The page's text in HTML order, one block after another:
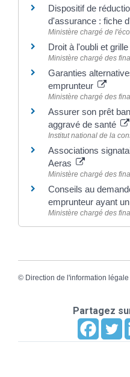
Dispositif de
d'assurance : fiche
Ministère chargé de
Droit à l'oubli et
Ministère chargé des
Garanties
emprunteur
Ministère chargé des
Assurer son prêt
aggravé de santé
Institut national de la
Associations
Aeras
Ministère chargé des
Conseils au
emprunteur ayant
Ministère chargé des
© Direction de l'information
Partagez